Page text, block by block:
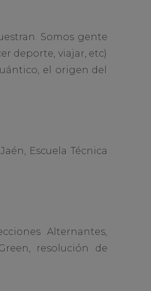
Somos gente
deporte, viajar, etc)
el origen del
Escuela Técnica
Alternantes,
resolución de